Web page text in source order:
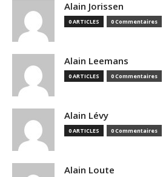
Alain Jorissen
0 ARTICLES 0 Commentaires
Alain Leemans
0 ARTICLES 0 Commentaires
Alain Lévy
0 ARTICLES 0 Commentaires
Alain Loute